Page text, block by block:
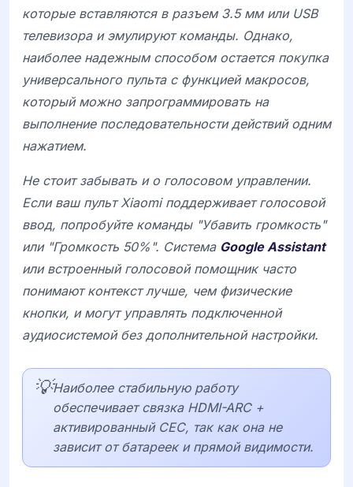
которые вставляются в разъем 3.5 мм или USB
телевизора и эмулируют команды. Однако,
наиболее надежным способом остается покупка
универсального пульта с функцией макросов,
который можно запрограммировать на
выполнение последовательности действий одним
нажатием.
Не стоит забывать и о голосовом управлении.
Если ваш пульт Xiaomi поддерживает голосовой
ввод, попробуйте команды "Убавить громкость"
или "Громкость 50%". Система Google Assistant
или встроенный голосовой помощник часто
понимают контекст лучше, чем физические
кнопки, и могут управлять подключенной
аудиосистемой без дополнительной настройки.
💡Наиболее стабильную работу
обеспечивает связка HDMI-ARC +
активированный CEC, так как она не
зависит от батареек и прямой видимости.